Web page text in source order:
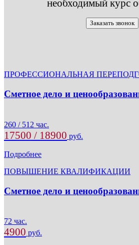
необходимый курс
Заказать звонок
ПРОФЕССИОНАЛЬНАЯ
Сметное дело и
260 / 512 час.
17500 / 18900 руб.
Подробнее
ПОВЫШЕНИЕ КВАЛИФИКАЦИИ
Сметное дело и
72 час.
4900 руб.